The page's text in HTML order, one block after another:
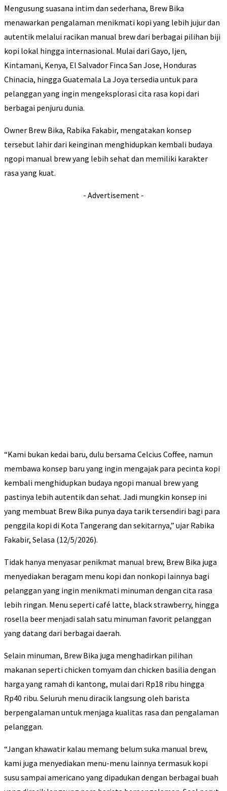
Mengusung suasana intim dan sederhana, Brew Bika
menawarkan pengalaman menikmati kopi yang lebih jujur dan
autentik melalui racikan manual brew dari berbagai pilihan biji
kopi lokal hingga internasional. Mulai dari Gayo, Ijen,
Kintamani, Kenya, El Salvador Finca San Jose, Honduras
Chinacia, hingga Guatemala La Joya tersedia untuk para
pelanggan yang ingin mengeksplorasi cita rasa kopi dari
berbagai penjuru dunia.
Owner Brew Bika, Rabika Fakabir, mengatakan konsep
tersebut lahir dari keinginan menghidupkan kembali budaya
ngopi manual brew yang lebih sehat dan memiliki karakter
rasa yang kuat.
- Advertisement -
“Kami bukan kedai baru, dulu bersama Celcius Coffee, namun
membawa konsep baru yang ingin mengajak para pecinta kopi
kembali menghidupkan budaya ngopi manual brew yang
pastinya lebih autentik dan sehat. Jadi mungkin konsep ini
yang membuat Brew Bika punya daya tarik tersendiri bagi para
penggila kopi di Kota Tangerang dan sekitarnya,” ujar Rabika
Fakabir, Selasa (12/5/2026).
Tidak hanya menyasar penikmat manual brew, Brew Bika juga
menyediakan beragam menu kopi dan nonkopi lainnya bagi
pelanggan yang ingin menikmati minuman dengan cita rasa
lebih ringan. Menu seperti café latte, black strawberry, hingga
rosella beer menjadi salah satu minuman favorit pelanggan
yang datang dari berbagai daerah.
Selain minuman, Brew Bika juga menghadirkan pilihan
makanan seperti chicken tomyam dan chicken basilia dengan
harga yang ramah di kantong, mulai dari Rp18 ribu hingga
Rp40 ribu. Seluruh menu diracik langsung oleh barista
berpengalaman untuk menjaga kualitas rasa dan pengalaman
pelanggan.
“Jangan khawatir kalau memang belum suka manual brew,
kami juga menyediakan menu-menu lainnya termasuk kopi
susu sampai americano yang dipadukan dengan berbagai buah